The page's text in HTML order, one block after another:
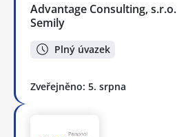
Advantage Consulting, s.r.o.
Semily
Plný úvazek
Zveřejněno: 5. srpna